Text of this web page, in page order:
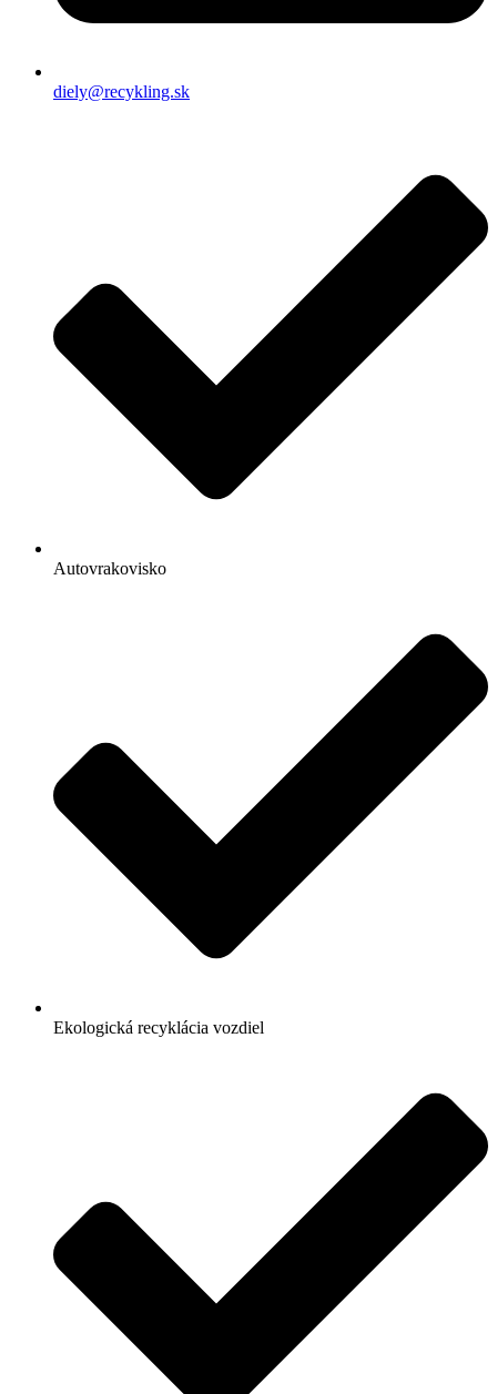
diely@recykling.sk
Autovrakovisko
Ekologická recyklácia vozdiel